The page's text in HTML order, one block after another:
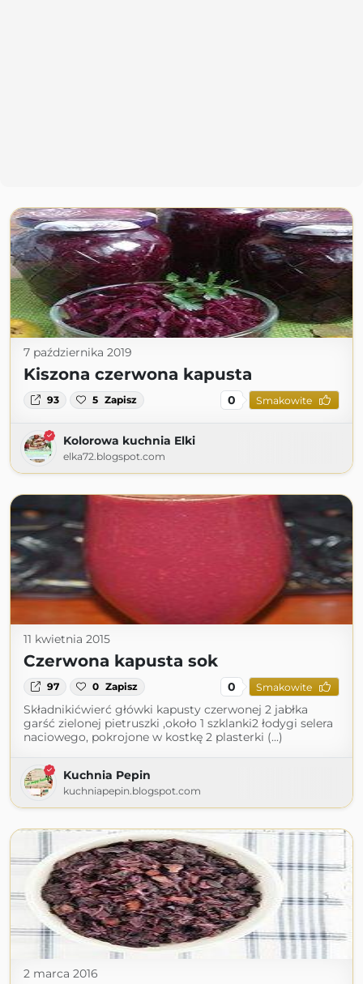
7 października 2019
Kiszona czerwona kapusta
93 5 Zapisz 0 Smakowite
Kolorowa kuchnia Elki
elka72.blogspot.com
11 kwietnia 2015
Czerwona kapusta sok
97 0 Zapisz 0 Smakowite
Składnikićwierć główki kapusty czerwonej 2 jabłka
garść zielonej pietruszki ,około 1 szklanki2 łodygi selera
naciowego, pokrojone w kostkę 2 plasterki (...)
Kuchnia Pepin
kuchniapepin.blogspot.com
2 marca 2016